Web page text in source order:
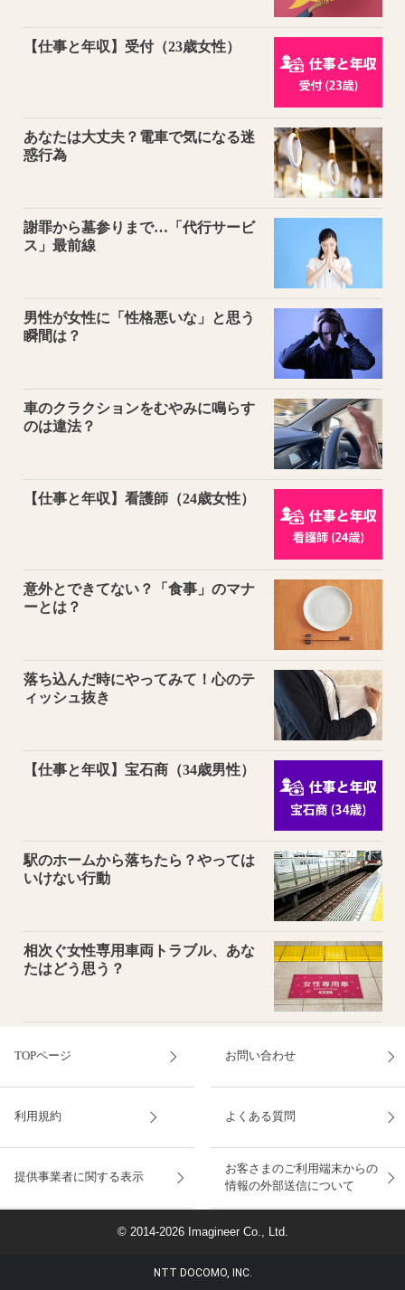
【仕事と年収】受付（23歳女性）
あなたは大丈夫？電車で気になる迷
惑行為
謝罪から墓参りまで…「代行サービ
ス」最前線
男性が女性に「性格悪いな」と思う
瞬間は？
車のクラクションをむやみに鳴らす
のは違法？
【仕事と年収】看護師（24歳女性）
意外とできてない？「食事」のマナ
ーとは？
落ち込んだ時にやってみて！心のテ
ィッシュ抜き
【仕事と年収】宝石商（34歳男性）
駅のホームから落ちたら？やっては
いけない行動
相次ぐ女性専用車両トラブル、あな
たはどう思う？
TOPページ お問い合わせ
利用規約 よくある質問
提供事業者に関する表示
お客さまのご利用端末からの
情報の外部送信について
© 2014-2026 Imagineer Co., Ltd.
NTT DOCOMO, INC.